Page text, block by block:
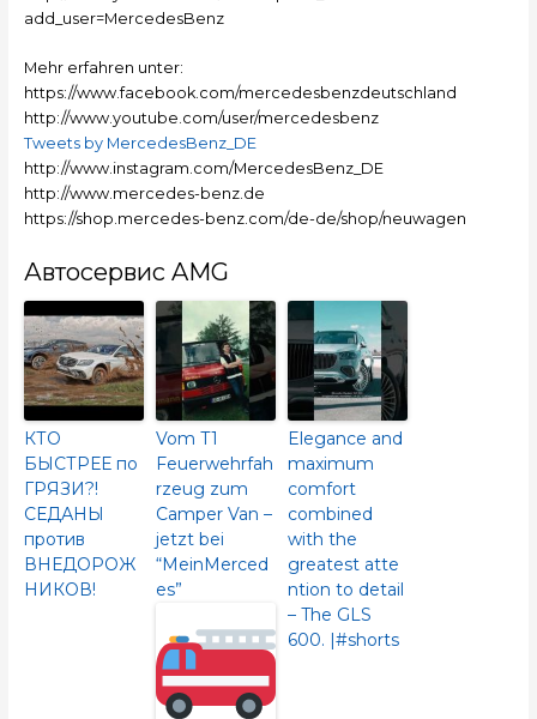
add_user=MercedesBenz
Mehr erfahren unter:
https://www.facebook.com/mercedesbenzdeutschland
http://www.youtube.com/user/mercedesbenz
Tweets by MercedesBenz_DE
http://www.instagram.com/MercedesBenz_DE
http://www.mercedes-benz.de
https://shop.mercedes-benz.com/de-de/shop/neuwagen
Автосервис AMG
КТО
БЫСТРЕЕ по
ГРЯЗИ?!
СЕДАНЫ
против
ВНЕДОРОЖ
НИКОВ!
Vom T1
Feuerwehrfah
rzeug zum
Camper Van –
jetzt bei
“MeinMerced
es”
Elegance and
maximum
comfort
combined
with the
greatest atte
ntion to detail
– The GLS
600.​ |#shorts